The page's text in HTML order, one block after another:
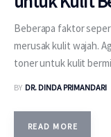
Beberapa faktor
merusak kulit wajah.
toner untuk kulit
BY DR. DINDA PRIMANDARI
READ MORE